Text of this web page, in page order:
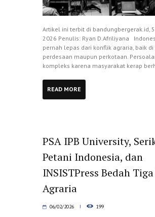
Artikel ini terbit di bandungbergerak.id,
2026 Penulis: Ryan D.Afriliyana
pernah lepas dari konflik agraria, baik
perdesaan maupun perkotaan.
kompleks karena masyarakat kerap
READ MORE
PSA IPB University,
Petani Indonesia, dan
INSISTPress Bedah
Agraria
06/02/2026 199